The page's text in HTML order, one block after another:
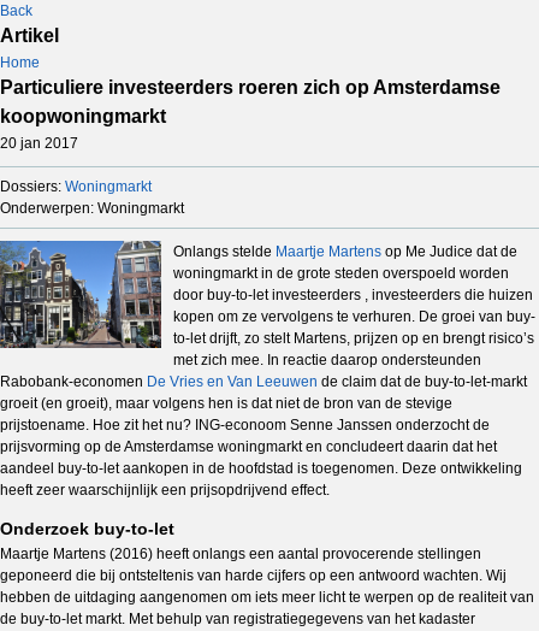
Back
Artikel
Home
Particuliere investeerders roeren zich op Amsterdamse
koopwoningmarkt
20 jan 2017
Dossiers: Woningmarkt
Onderwerpen: Woningmarkt
Onlangs stelde Maartje Martens op Me Judice dat de
woningmarkt in de grote steden overspoeld worden
door buy-to-let investeerders , investeerders die huizen
kopen om ze vervolgens te verhuren. De groei van buy-
to-let drijft, zo stelt Martens, prijzen op en brengt risico’s
met zich mee. In reactie daarop ondersteunden
Rabobank-economen De Vries en Van Leeuwen de claim dat de buy-to-let-markt
groeit (en groeit), maar volgens hen is dat niet de bron van de stevige
prijstoename. Hoe zit het nu? ING-econoom Senne Janssen onderzocht de
prijsvorming op de Amsterdamse woningmarkt en concludeert daarin dat het
aandeel buy-to-let aankopen in de hoofdstad is toegenomen. Deze ontwikkeling
heeft zeer waarschijnlijk een prijsopdrijvend effect.
Onderzoek buy-to-let
Maartje Martens (2016) heeft onlangs een aantal provocerende stellingen
geponeerd die bij ontsteltenis van harde cijfers op een antwoord wachten. Wij
hebben de uitdaging aangenomen om iets meer licht te werpen op de realiteit van
de buy-to-let markt. Met behulp van registratiegegevens van het kadaster